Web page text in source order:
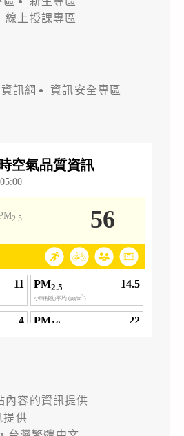
線上授課專區
訊網
資訊安全專區
內容的資訊提供
提供